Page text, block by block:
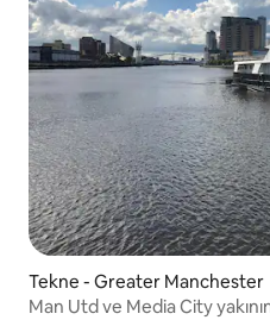
Tekne - Greater Manchester
Man Utd ve Media City